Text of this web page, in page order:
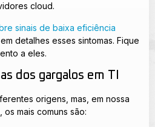
cloud.
sinais de baixa eficiência
em detalhes esses sintomas. Fique
a eles.
dos gargalos em TI
origens, mas, em nossa
mais comuns são: